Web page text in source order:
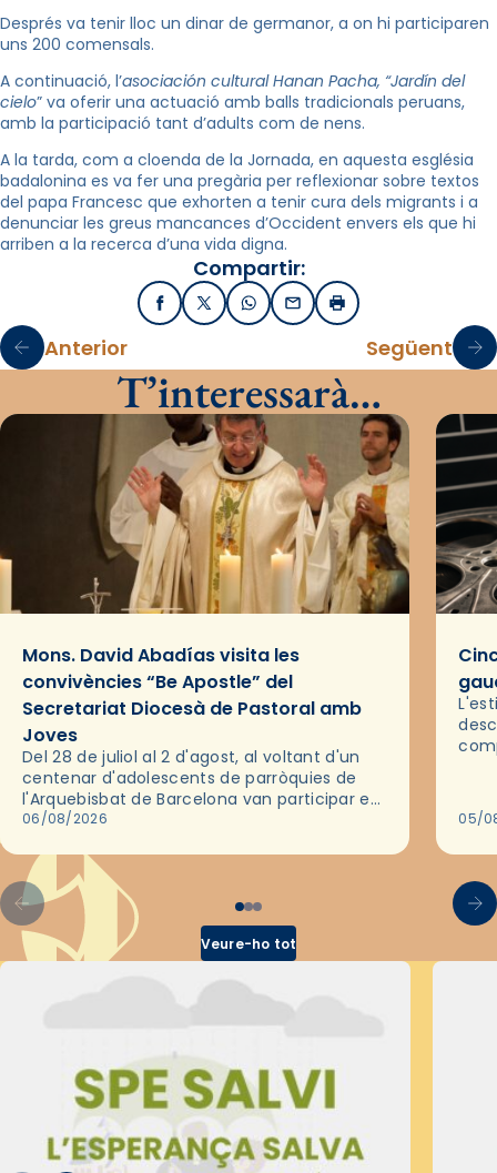
Després va tenir lloc un dinar de germanor, a on hi participaren
uns 200 comensals.
A continuació, l’asociación cultural Hanan Pacha, “Jardín del
cielo” va oferir una actuació amb balls tradicionals peruans,
amb la participació tant d’adults com de nens.
A la tarda, com a cloenda de la Jornada, en aquesta església
badalonina es va fer una pregària per reflexionar sobre textos
del papa Francesc que exhorten a tenir cura dels migrants i a
denunciar les greus mancances d’Occident envers els que hi
arriben a la recerca d’una vida digna.
Compartir:
FacebookX / TwitterWhatsApp
EmailImprimir
Anterior Següent
T’interessarà…
Mons. David Abadías visita les
convivències “Be Apostle” del
Secretariat Diocesà de Pastoral amb
Joves
Del 28 de juliol al 2 d'agost, al voltant d'un
centenar d'adolescents de parròquies de
l'Arquebisbat de Barcelona van participar en
les convivències Be Apostle, organitzades
06/08/2026 05/
Veure-ho tot